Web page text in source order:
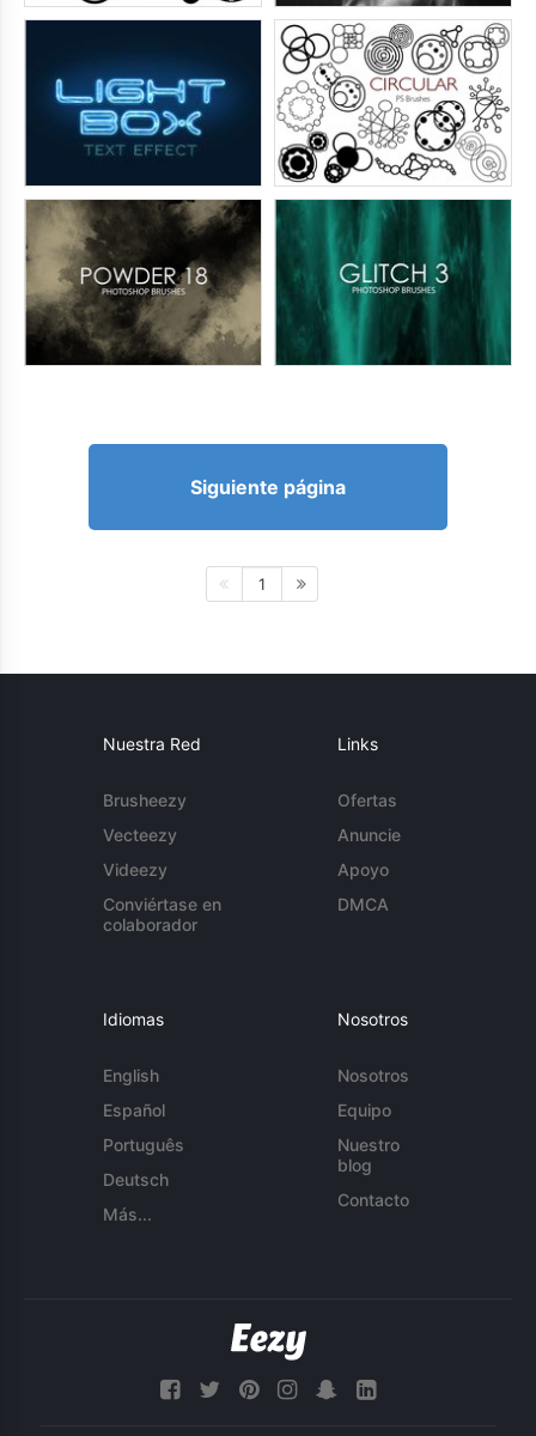
Siguiente página
1
Nuestra Red
Brusheezy
Vecteezy
Videezy
Conviértase en
colaborador
Links
Ofertas
Anuncie
Apoyo
DMCA
Idiomas
English
Español
Português
Deutsch
Más...
Nosotros
Nosotros
Equipo
Nuestro
blog
Contacto